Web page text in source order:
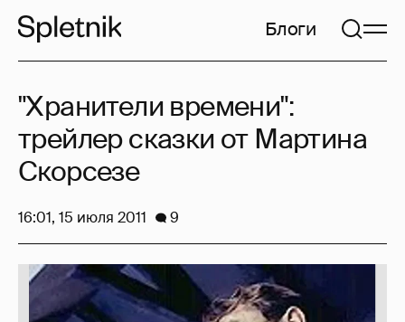
Блоги
"Хранители времени":
трейлер сказки от Мартина
Скорсезе
16:01, 15 июля 2011 9